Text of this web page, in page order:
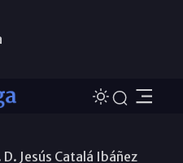
Jesús Catalá Ibáñez